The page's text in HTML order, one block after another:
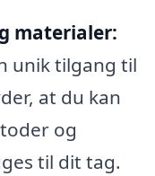
materialer:
unik tilgang til
at du kan
og
til dit tag.